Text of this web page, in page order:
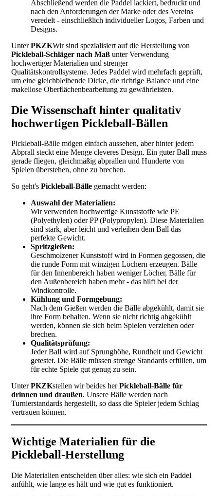
Abschließend werden die Paddel lackiert, bedruckt und
nach den Anforderungen der Marke oder des Vereins
veredelt - einschließlich individueller Logos, Farben und
Designs.
UnterPKZKWir sind spezialisiert auf die Herstellung von
Pickleball-Schläger nach Maß unter Verwendung
hochwertiger Materialien und strenger
Qualitätskontrollsysteme. Jedes Paddel wird mehrfach geprüft,
um eine gleichbleibende Dicke, die richtige Balance und eine
makellose Oberflächenbearbeitung zu gewährleisten.
Die Wissenschaft hinter qualitativ
hochwertigen Pickleball-Bällen
Pickleball-Bälle mögen einfach aussehen, aber hinter jedem
Abprall steckt eine Menge cleveres Design. Ein guter Ball muss
gerade fliegen, gleichmäßig abprallen und Hunderte von
Spielen überstehen, ohne zu brechen.
So geht's Pickleball-Bälle gemacht werden:
Auswahl der Materialien:
Wir verwenden hochwertige Kunststoffe wie PE
(Polyethylen) oder PP (Polypropylen). Diese Materialien
sind stark, aber leicht und verleihen dem Ball das
perfekte Gewicht.
Spritzgießen:
Geschmolzener Kunststoff wird in Formen gegossen, die
die runde Form mit winzigen Löchern erzeugen. Bälle
für den Innenbereich haben weniger Löcher, Bälle für
den Außenbereich haben mehr - das hilft bei der
Windkontrolle.
Kühlung und Formgebung:
Nach dem Gießen werden die Bälle abgekühlt, damit sie
ihre Form behalten. Wenn sie nicht richtig abgekühlt
werden, können sie sich beim Spielen verziehen oder
brechen.
Qualitätsprüfung:
Jeder Ball wird auf Sprunghöhe, Rundheit und Gewicht
getestet. Die Bälle müssen strenge Standards erfüllen, um
für echte Spiele gut genug zu sein.
UnterPKZKstellen wir beides herPickleball-Bälle für
drinnen und draußen. Unsere Bälle werden nach
Turnierstandards hergestellt, so dass die Spieler jedem Schlag
vertrauen können.
Wichtige Materialien für die
Pickleball-Herstellung
Die Materialien entscheiden über alles: wie sich ein Paddel
anfühlt, wie lange es hält und wie gut es funktioniert.